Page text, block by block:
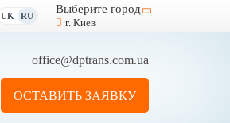
UK RU
Выберите город
г. Киев
office@dptrans.com.ua
ОСТАВИТЬ ЗАЯВКУ